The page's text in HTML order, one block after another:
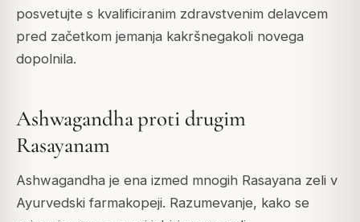
posvetujte s kvalificiranim zdravstvenim delavcem
pred začetkom jemanja kakršnegakoli novega
dopolnila.
Ashwagandha proti drugim
Rasayanam
Ashwagandha je ena izmed mnogih Rasayana zeli v
Ayurvedski farmakopeji. Razumevanje, kako se